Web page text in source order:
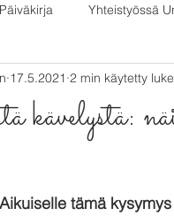
Päiväkirja Yhteistyössä
kävelystä:
17.5.2021 2 min käytetty
tämä